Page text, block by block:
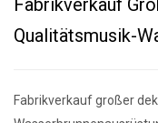
Qualitätsmusik-
Fabrikverkauf großer